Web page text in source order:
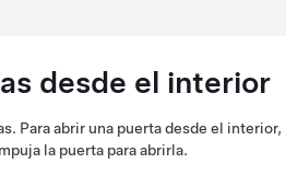
desde el interior
Para abrir una puerta desde el
la puerta para abrirla.